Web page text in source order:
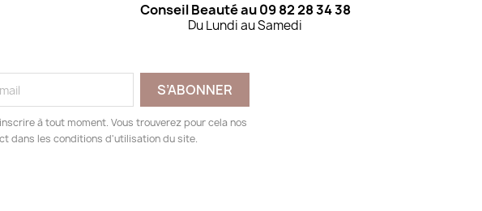
Conseil Beauté au 09 82 28 34 38
Du Lundi au Samedi
à tout moment. Vous trouverez pour cela nos
dans les conditions d'utilisation du site.